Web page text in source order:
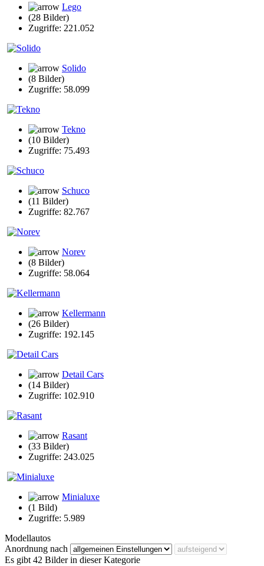
Lego
(28 Bilder)
Zugriffe: 221.052
Solido
(8 Bilder)
Zugriffe: 58.099
Tekno
(10 Bilder)
Zugriffe: 75.493
Schuco
(11 Bilder)
Zugriffe: 82.767
Norev
(8 Bilder)
Zugriffe: 58.064
Kellermann
(26 Bilder)
Zugriffe: 192.145
Detail Cars
(14 Bilder)
Zugriffe: 102.910
Rasant
(33 Bilder)
Zugriffe: 243.025
Minialuxe
(1 Bild)
Zugriffe: 5.989
Modellautos
Anordnung nach
Es gibt 42 Bilder in dieser Kategorie